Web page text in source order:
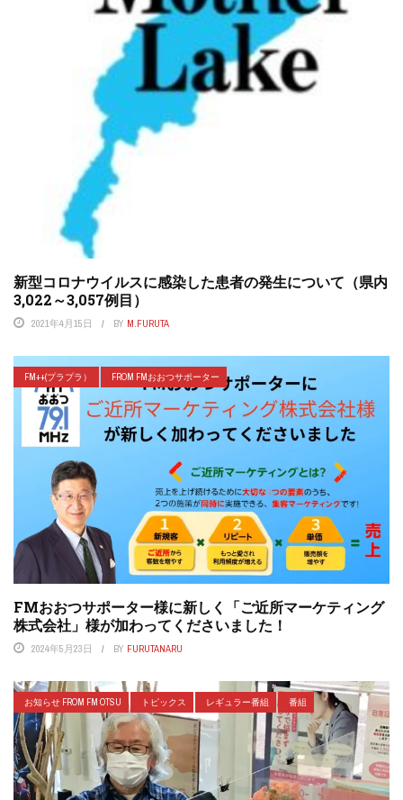
新型コロナウイルスに感染した患者の発生について（県内
3,022～3,057例目）
2021年4月15日 BY M.FURUTA
FM++(プラプラ） FROM FMおおつサポーター
FMおおつサポーター様に新しく「ご近所マーケティング
株式会社」様が加わってくださいました！
2024年5月23日 BY FURUTANARU
お知らせ FROM FM OTSU トピックス レギュラー番組 番組